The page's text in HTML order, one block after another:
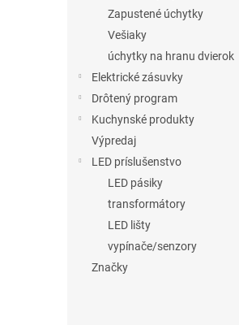
Zapustené úchytky
Vešiaky
úchytky na hranu dvierok
Elektrické zásuvky
Drôtený program
Kuchynské produkty
Výpredaj
LED príslušenstvo
LED pásiky
transformátory
LED lišty
vypínače/senzory
Značky